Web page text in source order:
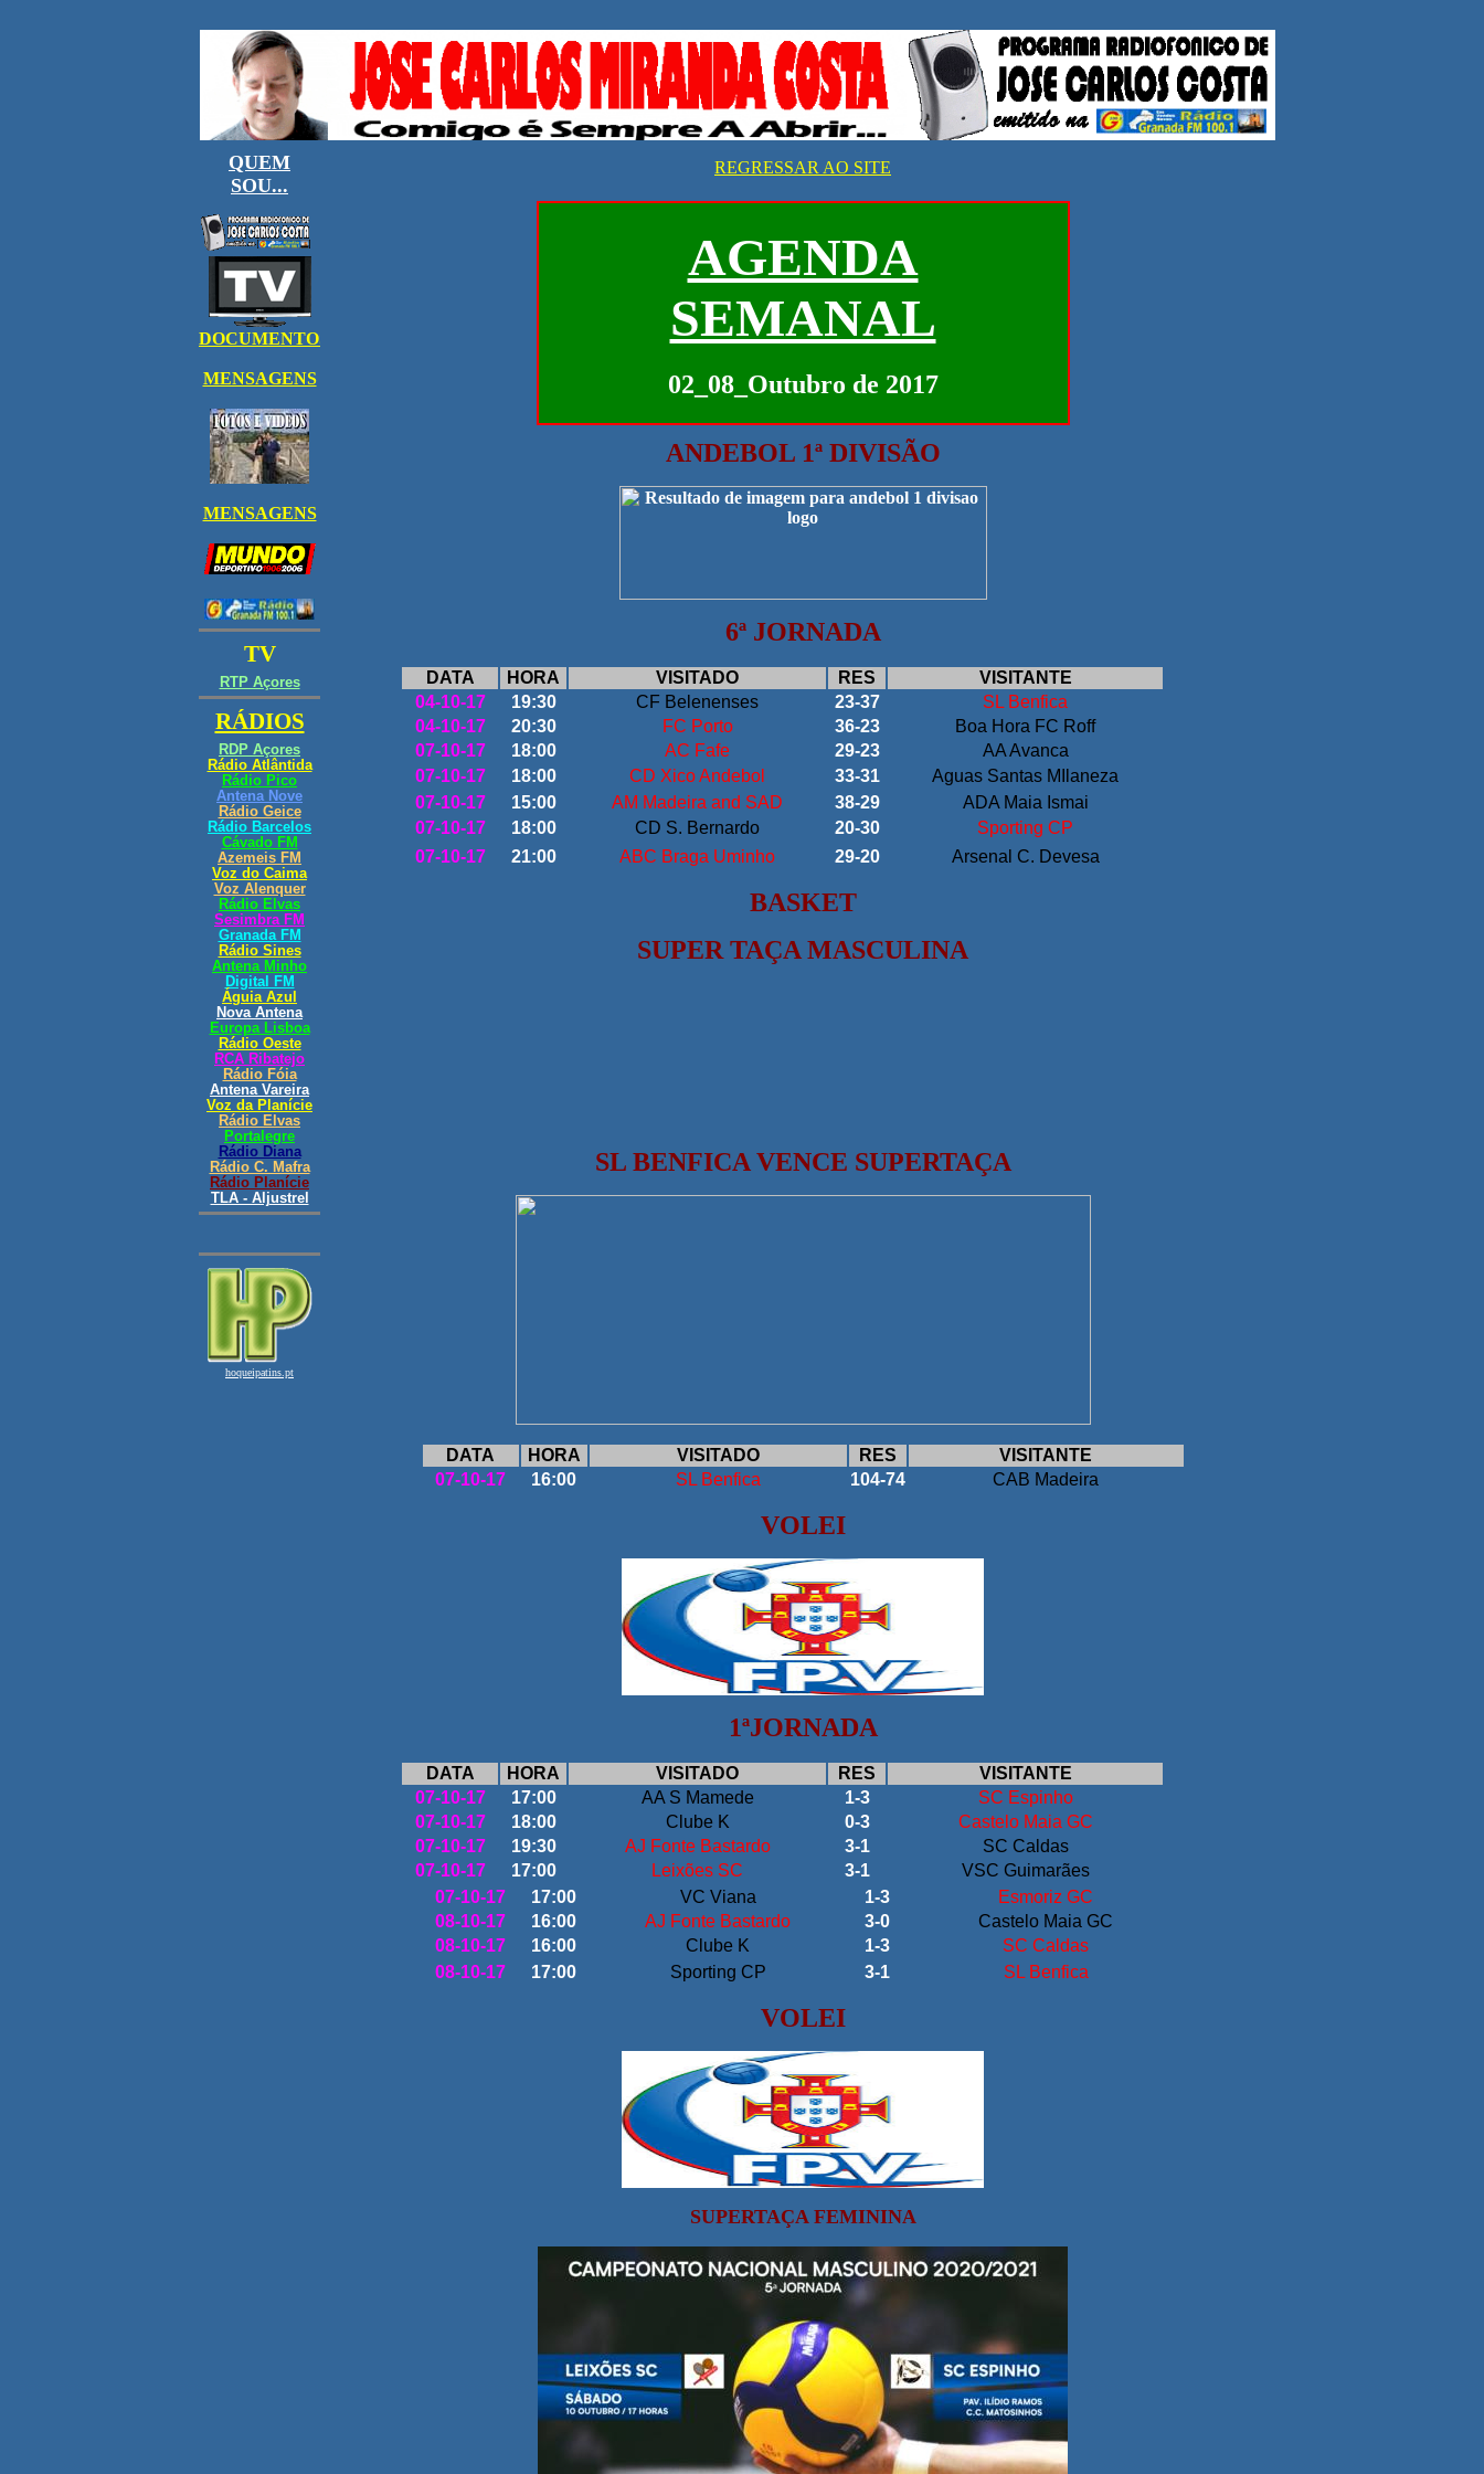
REGRESSAR AO SITE
AGENDA
SEMANAL
02_08_Outubro de 2017
ANDEBOL 1ª DIVISÃO
6ª JORNADA
DATA HORA VISITADO RES
VISITANTE
04-10-17
19:30 CF Belenenses 23-37
SL Benfica
04-10-17
20:30 FC Porto 36-23
Boa Hora FC Roff
07-10-17
18:00 AC Fafe 29-23
AA Avanca
07-10-17
18:00 CD Xico Andebol 33-31
Aguas Santas MIlaneza
07-10-17
15:00 AM Madeira and SAD 38-29
ADA Maia Ismai
07-10-17
18:00 CD S. Bernardo 20-30
Sporting CP
07-10-17
21:00 ABC Braga Uminho 29-20 Arsenal C. Devesa
BASKET
SUPER TAÇA MASCULINA
SL BENFICA VENCE SUPERTAÇA
DATA HORA VISITADO RES
VISITANTE
07-10-17
16:00 SL Benfica 104-74 CAB Madeira
VOLEI
1ªJORNADA
DATA HORA VISITADO RES
VISITANTE
07-10-17
17:00 AA S Mamede 1-3
SC Espinho
07-10-17
18:00 Clube K 0-3
Castelo Maia GC
07-10-17
19:30 AJ Fonte Bastardo 3-1
SC Caldas
07-10-17
17:00 Leixões SC 3-1
VSC Guimarães
07-10-17
17:00 VC Viana 1-3
Esmoriz GC
08-10-17
16:00 AJ Fonte Bastardo 3-0
Castelo Maia GC
08-10-17
16:00 Clube K 1-3
SC Caldas
08-10-17
17:00 Sporting CP 3-1 SL Benfica
VOLEI
SUPERTAÇAFEMININA